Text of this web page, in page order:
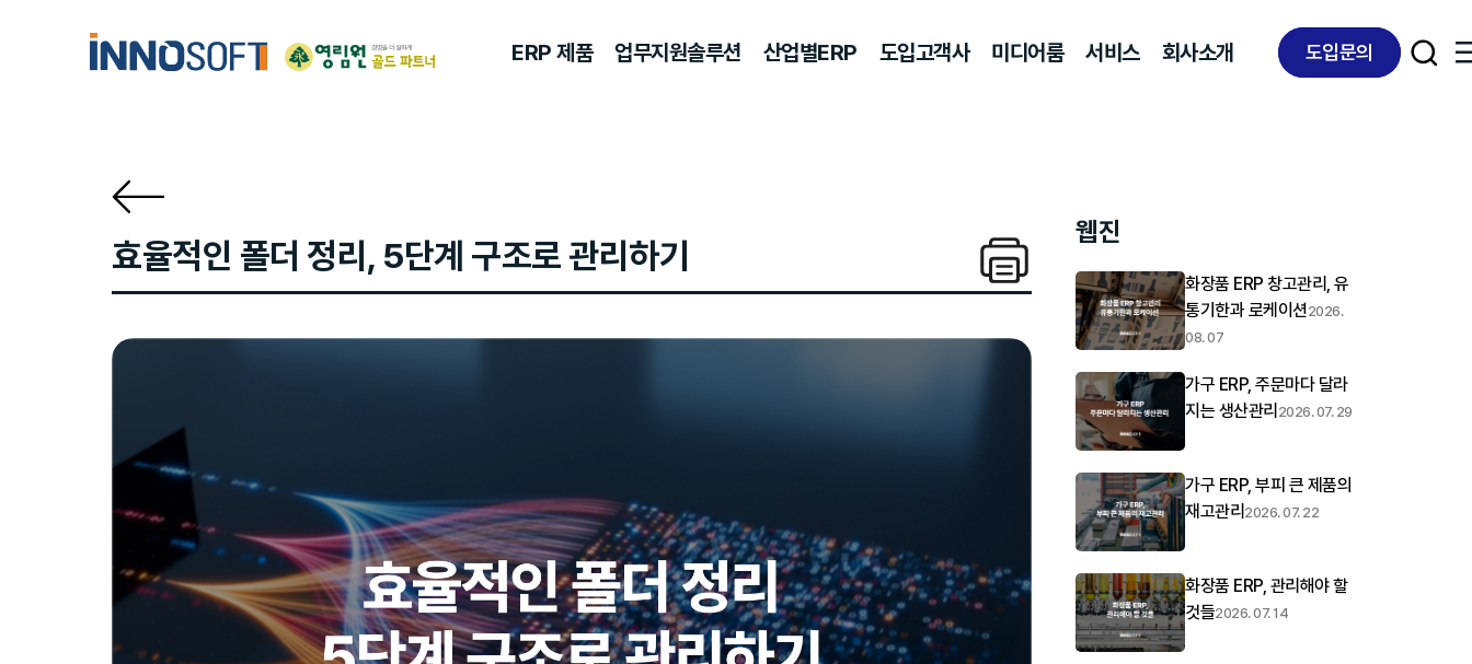
ERP 제품 업무지원솔루션 산업별ERP 도입고객사 미디어룸 서비스 회사소개 도입문의
효율적인 폴더 정리, 5단계 구조로 관리하기
웹진
화장품 ERP 창고관리, 유
통기한과 로케이션2026.
08. 07
가구 ERP, 주문마다 달라
지는 생산관리 2026. 07. 29
가구 ERP, 부피 큰 제품의
재고관리 2026. 07. 22
화장품 ERP, 관리해야 할
것들2026. 07. 14